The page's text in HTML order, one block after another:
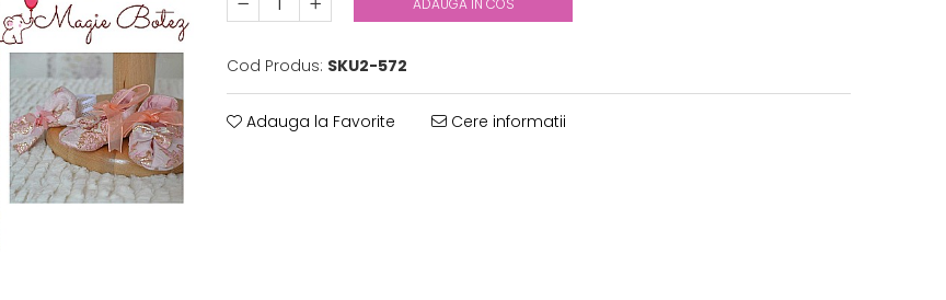
ADAUGA IN COS
Cod Produs: SKU2-572
Adauga la Favorite Cere informatii